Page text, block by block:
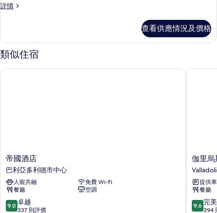
詳情
客
查看供應情況及價格
類似住宿
帝
國
酒
店
巴
利
亞
帝國酒店
巴利亞多利德市中心
人寵共融
免費 Wi-Fi
餐廳
空調
9.0
分
9.0 卓越
337 則評價
帝國酒店
伽
里
烏
斯
精
品
酒
伽里烏
提供
餐廳
9.6
分
9.6 完美
394
伽里烏